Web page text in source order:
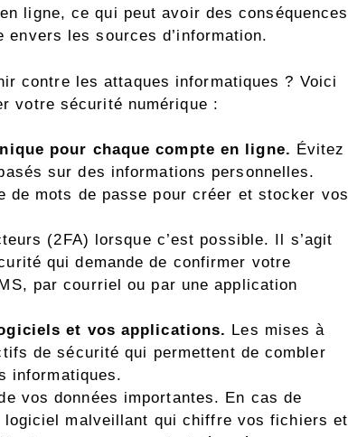
ligne, ce qui peut avoir des conséquences
les sources d’information.
contre les attaques informatiques ? Voici
votre sécurité numérique :
pour chaque compte en ligne. Évitez
sur des informations personnelles.
de mots de passe pour créer et stocker vos
(2FA) lorsque c’est possible. Il s’agit
qui demande de confirmer votre
par courriel ou par une application
et vos applications. Les mises à
de sécurité qui permettent de combler
informatiques.
vos données importantes. En cas de
logiciel malveillant qui chiffre vos fichiers et